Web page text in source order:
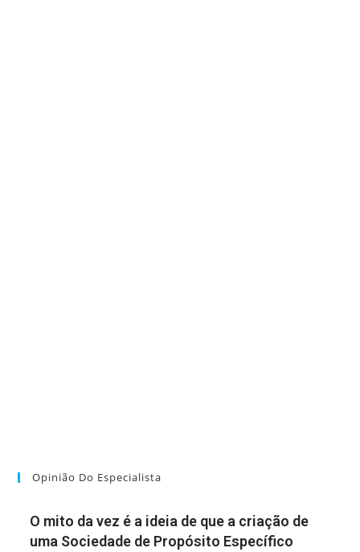
Opinião Do Especialista
O mito da vez é a ideia de que a criação de
uma Sociedade de Propósito Específico